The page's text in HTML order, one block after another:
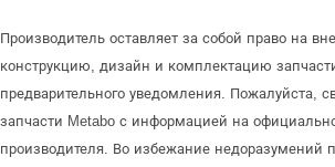
Производитель оставляет за собой право на
конструкцию, дизайн и комплектацию
предварительного уведомления. Пожалуйста,
запчасти Metabo с информацией на
производителя. Во избежание недоразумений